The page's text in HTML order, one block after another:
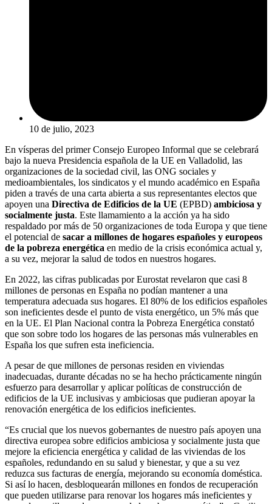
10 de julio, 2023
En vísperas del primer Consejo Europeo Informal que se celebrará
bajo la nueva Presidencia española de la UE en Valladolid, las
organizaciones de la sociedad civil, las ONG sociales y
medioambientales, los sindicatos y el mundo académico en España
piden a través de una carta abierta a sus representantes electos que
apoyen una Directiva de Edificios de la UE (EPBD) ambiciosa y
socialmente justa. Este llamamiento a la acción ya ha sido
respaldado por más de 50 organizaciones de toda Europa y que tiene
el potencial de sacar a millones de hogares españoles y europeos
de la pobreza energética en medio de la crisis económica actual y,
a su vez, mejorar la salud de todos en nuestros hogares.
En 2022, las cifras publicadas por Eurostat revelaron que casi 8
millones de personas en España no podían mantener a una
temperatura adecuada sus hogares. El 80% de los edificios españoles
son ineficientes desde el punto de vista energético, un 5% más que
en la UE. El Plan Nacional contra la Pobreza Energética constató
que son sobre todo los hogares de las personas más vulnerables en
España los que sufren esta ineficiencia.
A pesar de que millones de personas residen en viviendas
inadecuadas, durante décadas no se ha hecho prácticamente ningún
esfuerzo para desarrollar y aplicar políticas de construcción de
edificios de la UE inclusivas y ambiciosas que pudieran apoyar la
renovación energética de los edificios ineficientes.
“Es crucial que los nuevos gobernantes de nuestro país apoyen una
directiva europea sobre edificios ambiciosa y socialmente justa que
mejore la eficiencia energética y calidad de las viviendas de los
españoles, redundando en su salud y bienestar, y que a su vez
reduzca sus facturas de energía, mejorando su economía doméstica.
Si así lo hacen, desbloquearán millones en fondos de recuperación
que pueden utilizarse para renovar los hogares más ineficientes y